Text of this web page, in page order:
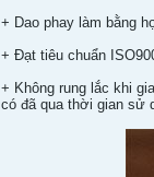
+ Dao phay làm bằng
+ Đạt tiêu chuẩn
+ Không rung lắc khi
có đã qua thời gian sử